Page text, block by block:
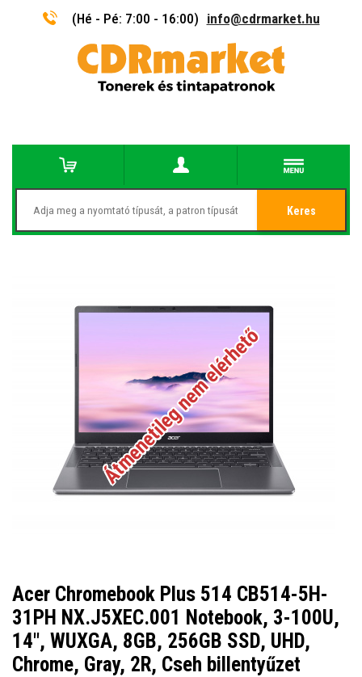
(Hé - Pé: 7:00 - 16:00) info@cdrmarket.hu
Keres
Átmenetileg nem elérhető
Acer Chromebook Plus 514 CB514-5H-
31PH NX.J5XEC.001 Notebook, 3-100U,
14", WUXGA, 8GB, 256GB SSD, UHD,
Chrome, Gray, 2R, Cseh billentyűzet